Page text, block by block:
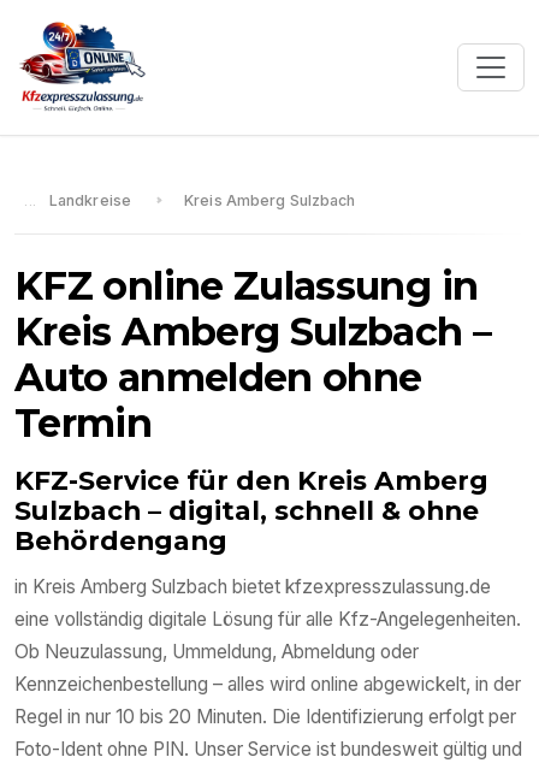
Landkreise Kreis Amberg Sulzbach
KFZ online Zulassung in
Kreis Amberg Sulzbach –
Auto anmelden ohne
Termin
KFZ-Service für den Kreis Amberg
Sulzbach – digital, schnell & ohne
Behördengang
in Kreis Amberg Sulzbach bietet kfzexpresszulassung.de
eine vollständig digitale Lösung für alle Kfz-Angelegenheiten.
Ob Neuzulassung, Ummeldung, Abmeldung oder
Kennzeichenbestellung – alles wird online abgewickelt, in der
Regel in nur 10 bis 20 Minuten. Die Identifizierung erfolgt per
Foto-Ident ohne PIN. Unser Service ist bundesweit gültig und